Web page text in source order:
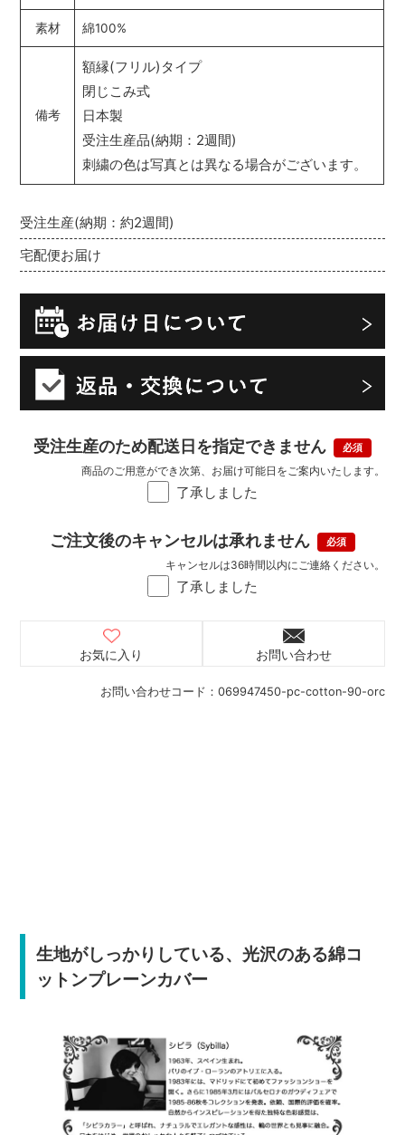
お問い合わせコード： 069947450-pc-cotton-90-orc
受注生産(納期：約2週間)
宅配便お届け
受注生産のため配送日を指定できません
了承しました
商品のご用意ができ次第、お届け可能日をご案内いたします。
ご注文後のキャンセルは承れません
了承しました
キャンセルは36時間以内にご連絡ください。
お気に入り お問い合わせ
生地がしっかりしている、光沢のある綿コ
ットンプレーンカバー
素材 綿100%
備考
額縁(フリル)タイプ
閉じこみ式
日本製
受注生産品(納期：2週間)
刺繍の色は写真とは異なる場合がございます。